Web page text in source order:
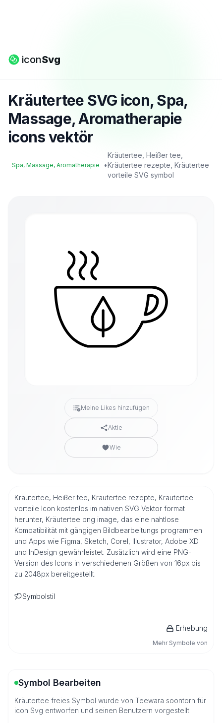
iconSvg
Kräutertee SVG icon, Spa,
Massage, Aromatherapie
icons vektör
Spa, Massage, Aromatherapie •
Kräutertee, Heißer tee,
Kräutertee rezepte, Kräutertee
vorteile SVG symbol
Meine Likes hinzufügen
Aktie
Wie
Kräutertee, Heißer tee, Kräutertee rezepte, Kräutertee
vorteile Icon kostenlos im nativen SVG Vektor format
herunter, Kräutertee png image, das eine nahtlose
Kompatibilität mit gängigen Bildbearbeitungs programmen
und Apps wie Figma, Sketch, Corel, Illustrator, Adobe XD
und InDesign gewährleistet. Zusätzlich wird eine PNG-
Version des Icons in verschiedenen Größen von 16px bis
zu 2048px bereitgestellt.
Symbolstil
Erhebung
Mehr Symbole von
Symbol Bearbeiten
Kräutertee freies Symbol wurde von Teewara soontorn für
icon Svg entworfen und seinen Benutzern vorgestellt